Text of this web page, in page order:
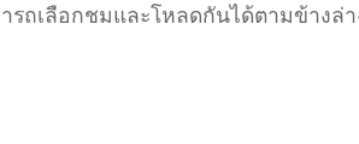
รถเลือกชมและโหลดกันได้ตามข้างล่